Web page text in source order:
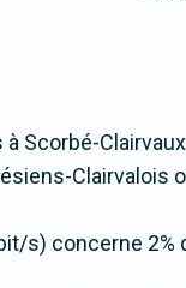
à Scorbé-
Clairvalois
s) concerne 2%